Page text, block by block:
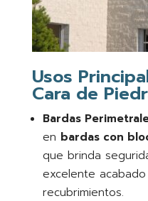
Usos
Cara de
Bardas
en bardas con
que brinda
excelente
recubrimientos.